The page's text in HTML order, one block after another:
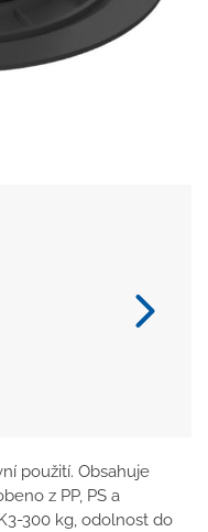
použití. Obsahuje
z PP, PS a
300 kg, odolnost do